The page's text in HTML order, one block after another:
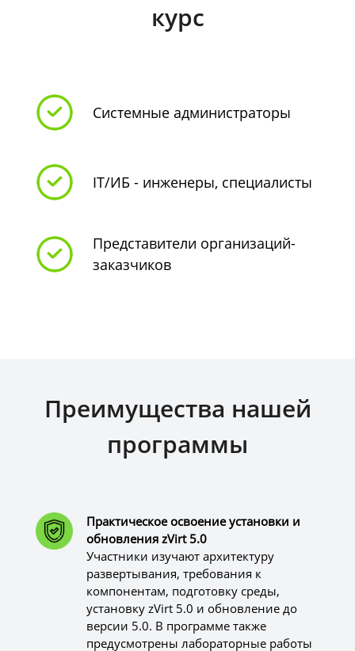
курс
Системные администраторы
IT/ИБ - инженеры, специалисты
Представители организаций-
заказчиков
Преимущества нашей
программы
Практическое освоение установки и
обновления zVirt 5.0
Участники изучают архитектуру
развертывания, требования к
компонентам, подготовку среды,
установку zVirt 5.0 и обновление до
версии 5.0. В программе также
предусмотрены лабораторные работы